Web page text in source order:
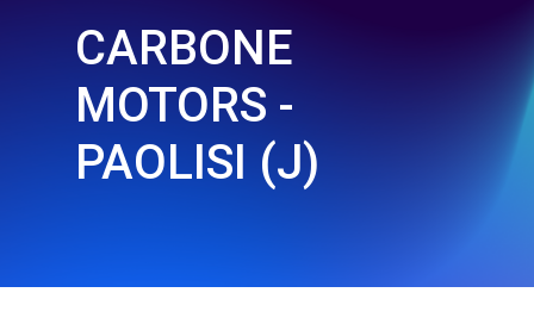
CARBONE
MOTORS -
PAOLISI (J)